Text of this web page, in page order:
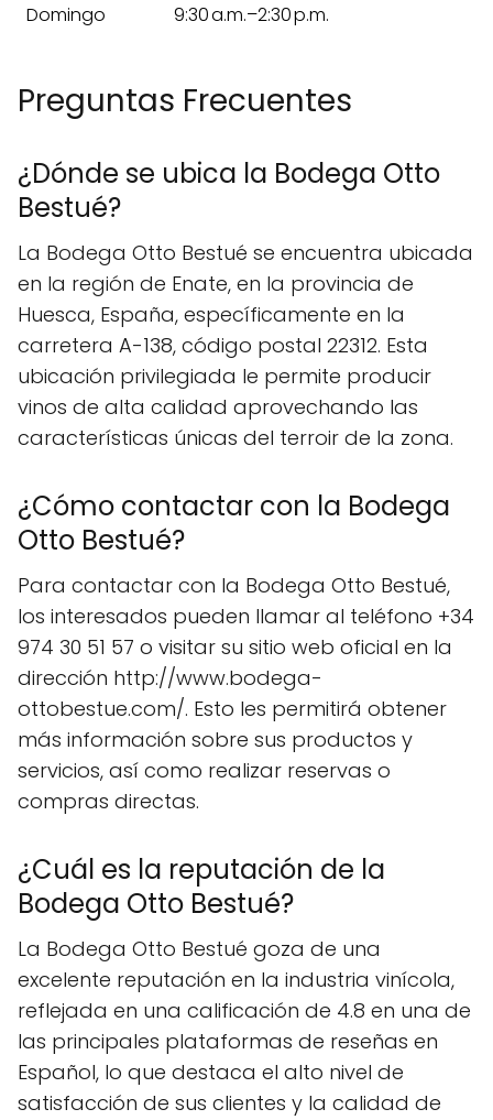
Domingo
9:30 a.m.–2:30 p.m.
Preguntas Frecuentes
¿Dónde se ubica la Bodega Otto
Bestué?
La Bodega Otto Bestué se encuentra ubicada
en la región de Enate, en la provincia de
Huesca, España, específicamente en la
carretera A-138, código postal 22312. Esta
ubicación privilegiada le permite producir
vinos de alta calidad aprovechando las
características únicas del terroir de la zona.
¿Cómo contactar con la Bodega
Otto Bestué?
Para contactar con la Bodega Otto Bestué,
los interesados pueden llamar al teléfono +34
974 30 51 57 o visitar su sitio web oficial en la
dirección http://www.bodega-
ottobestue.com/. Esto les permitirá obtener
más información sobre sus productos y
servicios, así como realizar reservas o
compras directas.
¿Cuál es la reputación de la
Bodega Otto Bestué?
La Bodega Otto Bestué goza de una
excelente reputación en la industria vinícola,
reflejada en una calificación de 4.8 en una de
las principales plataformas de reseñas en
Español, lo que destaca el alto nivel de
satisfacción de sus clientes y la calidad de